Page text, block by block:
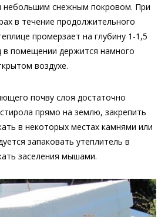
небольшим снежным покровом. При
в течение продолжительного
промерзает на глубину 1-1,5
в помещении держится намного
воздухе.
почву слоя достаточно
прямо на землю, закрепить
в некоторых местах камнями или
запаковать утеплитель в
заселения мышами.